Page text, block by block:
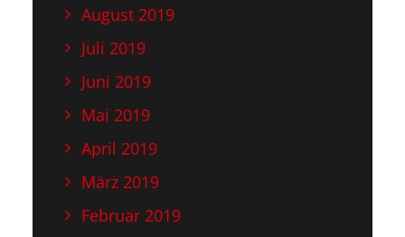
August 2019
Juli 2019
Juni 2019
Mai 2019
April 2019
März 2019
Februar 2019